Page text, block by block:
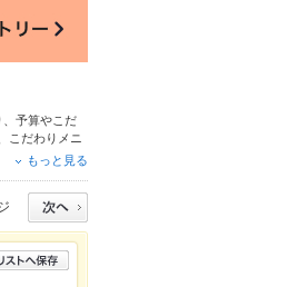
予算やこだ
こだわりメニ
ネット予約が
もっと見る